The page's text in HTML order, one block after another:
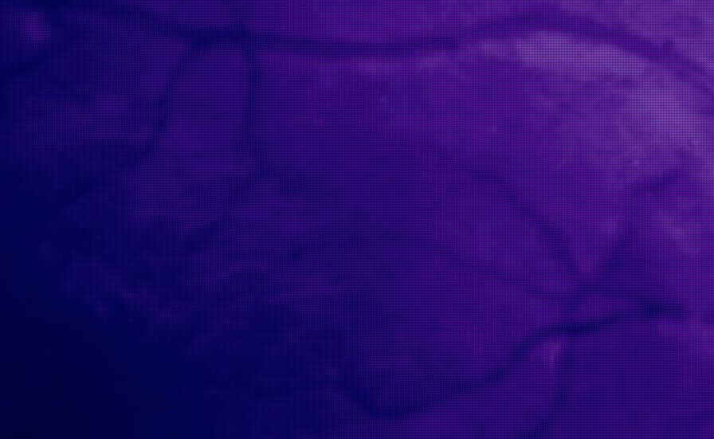
Backtrace:
File: /homepages/13/d456025738/htdocs/www.etrangefestival.com/clandestiny/application/core/MY_Controller.php
Line: 57
Function: __construct
File: /homepages/13/d456025738/htdocs/www.etrangefestival.com/clandestiny/application/core/MY_Controller.php
Line: 139
Function: __construct
File: /homepages/13/d456025738/htdocs/www.etrangefestival.com/clandestiny/application/controllers/Film.php
Line: 28
Function: __construct
File: /homepages/13/d456025738/htdocs/www.etrangefestival.com/clandestiny/index.php
Line: 292
Function: require_once
A PHP Error was encountered
Severity: Warning